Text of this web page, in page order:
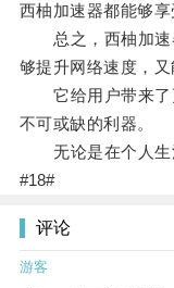
西柚加速器都能够享
总之，西柚加速
够提升网络速度，又
它给用户带来了
不可或缺的利器。
无论是在个人生
#18#
评论
游客